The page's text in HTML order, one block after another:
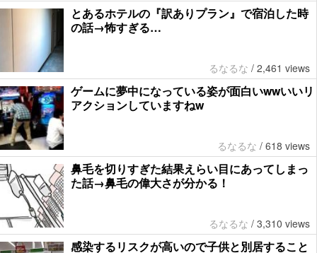
とあるホテルの『訳ありプラン』で宿泊した時
の話→怖すぎる…
るなるな / 2,461 views
ゲームに夢中になっている姿が面白いwwいいリ
アクションしていますねw
るなるな / 618 views
鼻毛を切りすぎた結果えらい目にあってしまっ
た話→鼻毛の偉大さが分かる！
るなるな / 3,310 views
感染するリスクが高いので子供と別居すること